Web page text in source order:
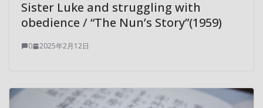
Sister Luke and struggling with
obedience / “The Nun’s Story”(1959)
0 2025年2月12日